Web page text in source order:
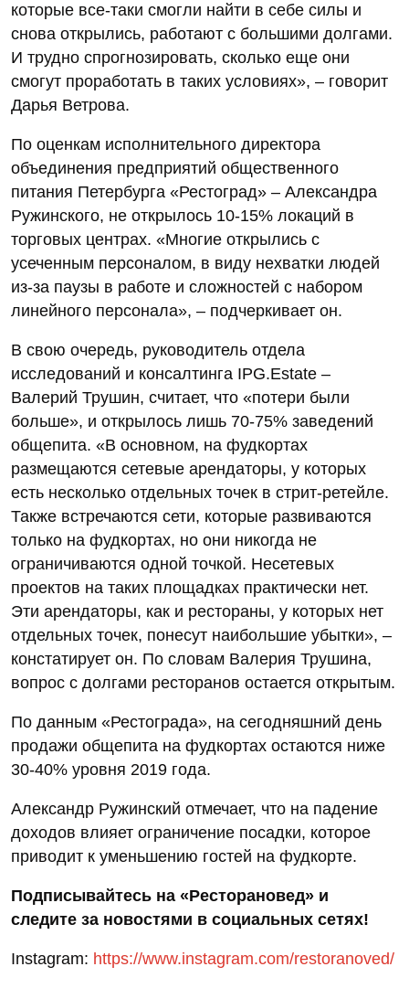
которые все-таки смогли найти в себе силы и
снова открылись, работают с большими долгами.
И трудно спрогнозировать, сколько еще они
смогут проработать в таких условиях», – говорит
Дарья Ветрова.
По оценкам исполнительного директора
объединения предприятий общественного
питания Петербурга «Рестоград» – Александра
Ружинского, не открылось 10-15% локаций в
торговых центрах. «Многие открылись с
усеченным персоналом, в виду нехватки людей
из-за паузы в работе и сложностей с набором
линейного персонала», – подчеркивает он.
В свою очередь, руководитель отдела
исследований и консалтинга IPG.Estate –
Валерий Трушин, считает, что «потери были
больше», и открылось лишь 70-75% заведений
общепита. «В основном, на фудкортах
размещаются сетевые арендаторы, у которых
есть несколько отдельных точек в стрит-ретейле.
Также встречаются сети, которые развиваются
только на фудкортах, но они никогда не
ограничиваются одной точкой. Несетевых
проектов на таких площадках практически нет.
Эти арендаторы, как и рестораны, у которых нет
отдельных точек, понесут наибольшие убытки», –
констатирует он. По словам Валерия Трушина,
вопрос с долгами ресторанов остается открытым.
По данным «Рестограда», на сегодняшний день
продажи общепита на фудкортах остаются ниже
30-40% уровня 2019 года.
Александр Ружинский отмечает, что на падение
доходов влияет ограничение посадки, которое
приводит к уменьшению гостей на фудкорте.
Подписывайтесь на «Ресторановед» и
следите за новостями в социальных сетях!
Instagram: https://www.instagram.com/restoranoved/